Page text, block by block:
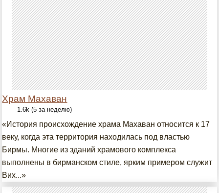
Храм Махаван
1.6k (5 за неделю)
«История происхождение храма Махаван относится к 17
веку, когда эта территория находилась под властью
Бирмы. Многие из зданий храмового комплекса
выполнены в бирманском стиле, ярким примером служит
Вих...»